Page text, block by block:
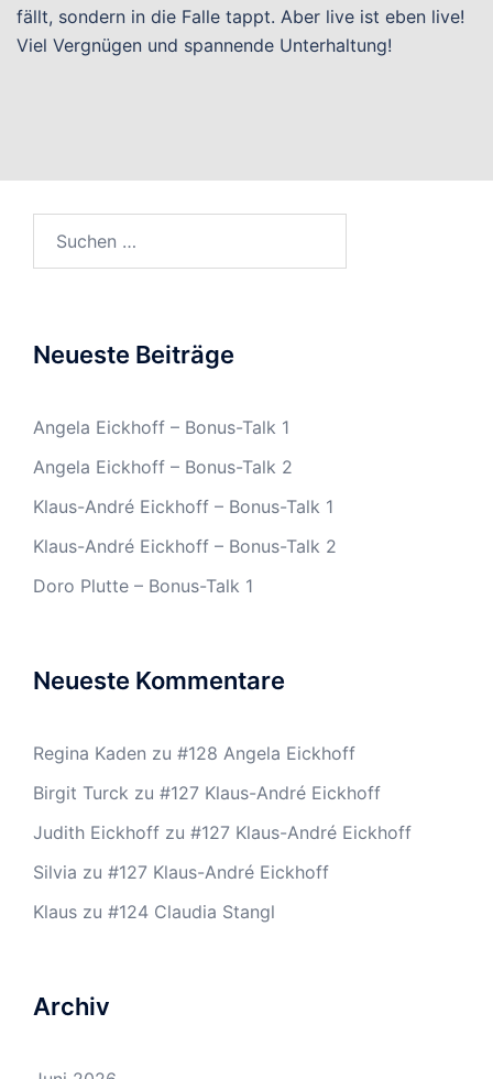
fällt, sondern in die Falle tappt. Aber live ist eben live!
Viel Vergnügen und spannende Unterhaltung!
Neueste Beiträge
Angela Eickhoff – Bonus-Talk 1
Angela Eickhoff – Bonus-Talk 2
Klaus-André Eickhoff – Bonus-Talk 1
Klaus-André Eickhoff – Bonus-Talk 2
Doro Plutte – Bonus-Talk 1
Neueste Kommentare
Regina Kaden zu #128 Angela Eickhoff
Birgit Turck zu #127 Klaus-André Eickhoff
Judith Eickhoff zu #127 Klaus-André Eickhoff
Silvia zu #127 Klaus-André Eickhoff
Klaus zu #124 Claudia Stangl
Archiv